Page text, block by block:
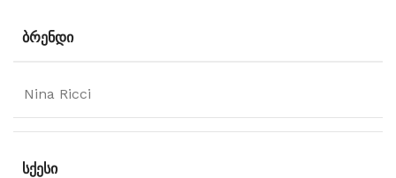
ᲑᲠᲔᲜᲓᲘ
Nina Ricci
ᲡᲥᲔᲡᲘ